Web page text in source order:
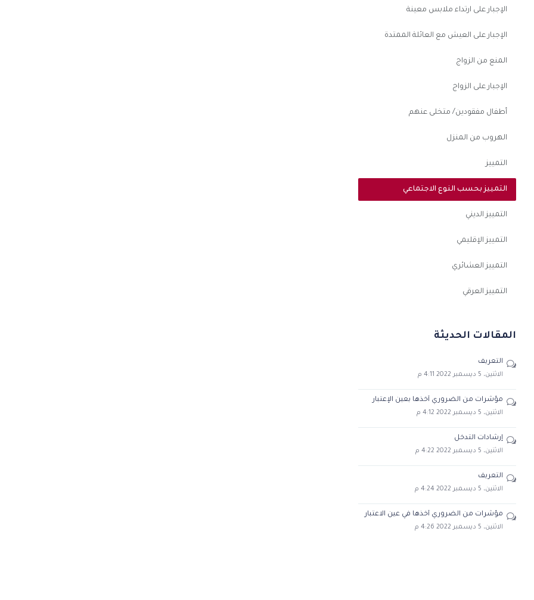
الإجبار على ارتداء ملابس معينة
الإجبار على العيش مع العائلة الممتدة
المنع من الزواج
الإجبار على الزواج
أطفال مفقودين/ متخلى عنهم
الهروب من المنزل
التمييز
التمييز بحسب النوع الاجتماعي
التمييز الديني
التمييز الإقليمي
التمييز العشائري
التمييز العرقي
المقالات الحديثة
التعريف
الاثنين، 5 ديسمبر 2022 4:11 م
مؤشرات من الضروري أخذها بعين الإعتبار
الاثنين، 5 ديسمبر 2022 4:12 م
إرشادات التدخل
الاثنين، 5 ديسمبر 2022 4:22 م
التعريف
الاثنين، 5 ديسمبر 2022 4:24 م
مؤشرات من الضروري أخذها في عين الاعتبار
الاثنين، 5 ديسمبر 2022 4:26 م